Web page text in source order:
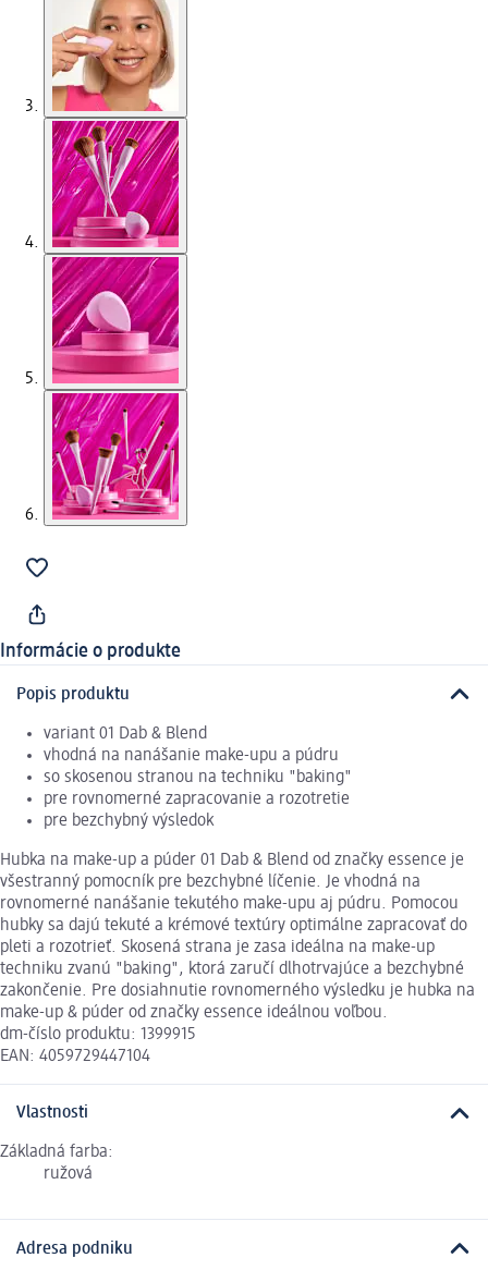
Informácie o produkte
Popis produktu
variant 01 Dab & Blend
vhodná na nanášanie make-upu a púdru
so skosenou stranou na techniku "baking"
pre rovnomerné zapracovanie a rozotretie
pre bezchybný výsledok
Hubka na make-up a púder 01 Dab & Blend od značky essence je
všestranný pomocník pre bezchybné líčenie. Je vhodná na
rovnomerné nanášanie tekutého make-upu aj púdru. Pomocou
hubky sa dajú tekuté a krémové textúry optimálne zapracovať do
pleti a rozotrieť. Skosená strana je zasa ideálna na make-up
techniku zvanú "baking", ktorá zaručí dlhotrvajúce a bezchybné
zakončenie. Pre dosiahnutie rovnomerného výsledku je hubka na
make-up & púder od značky essence ideálnou voľbou.
dm-číslo produktu: 1399915
EAN: 4059729447104
Vlastnosti
Základná farba:
ružová
Adresa podniku